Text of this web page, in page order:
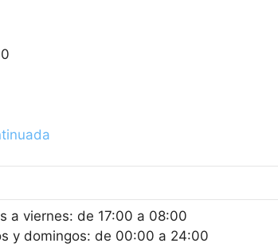
a viernes: de 17:00 a 08:00
y domingos: de 00:00 a 24:00